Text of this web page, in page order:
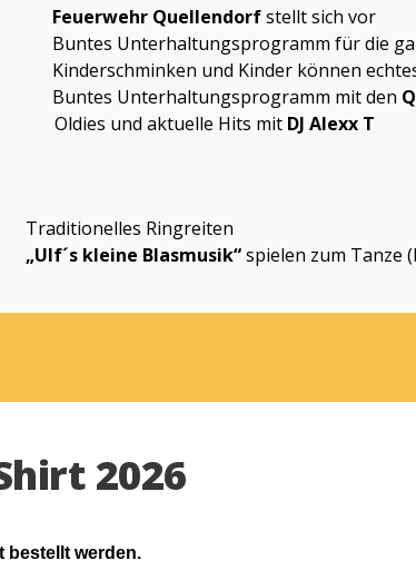
Feuerwehr Quellendorfstellt sich vor
Unterhaltungsprogramm für die
Kinderschminken und Kinder können echtes
Buntes Unterhaltungsprogramm mit den
und aktuelle Hits mit DJ Alexx T
Traditionelles Ringreiten
„Ulf´s kleine Blasmusik“spielen zum Tanze
2026
bestellt werden.